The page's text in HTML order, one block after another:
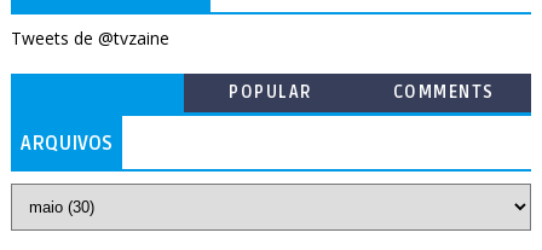
Tweets de @tvzaine
POPULAR COMMENTS
ARQUIVOS